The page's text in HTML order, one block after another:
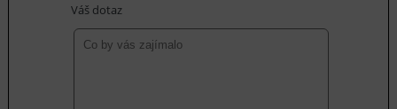
Váš dotaz